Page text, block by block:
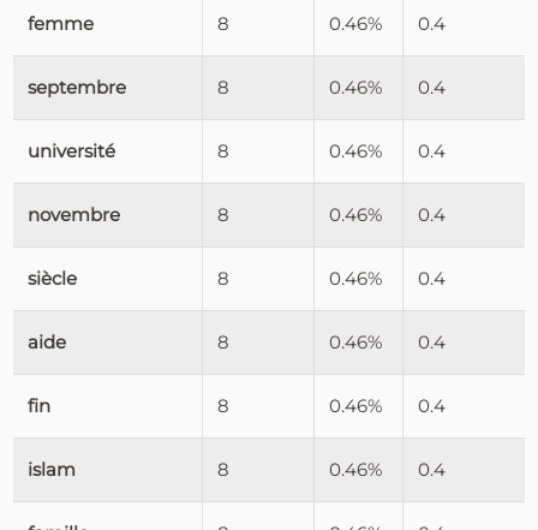
femme 8 0.46% 0.4
septembre 8 0.46% 0.4
université 8 0.46% 0.4
novembre 8 0.46% 0.4
siècle 8 0.46% 0.4
aide 8 0.46% 0.4
fin 8 0.46% 0.4
islam 8 0.46% 0.4